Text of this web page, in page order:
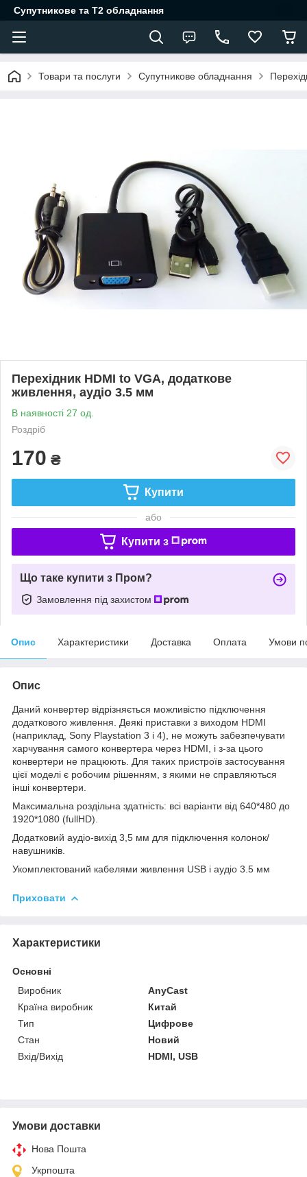
Супутникове та Т2 обладнання
Товари та послуги Супутникове обладнання
Перехідник HDMI to VGA, додаткове
живлення, аудіо 3.5 мм
В наявності 27 од.
Роздріб
170 ₴
Купити
або
Купити з
Що таке купити з Пром?
Замовлення під захистом
Опис Характеристики Доставка Оплата Умови
Опис
Даний конвертер відрізняється можливістю підключення
додаткового живлення. Деякі приставки з виходом HDMI
(наприклад, Sony Playstation 3 і 4), не можуть забезпечувати
харчування самого конвертера через HDMI, і з-за цього
конвертери не працюють. Для таких пристроїв застосування
цієї моделі є робочим рішенням, з якими не справляються
інші конвертери.
Максимальна роздільна здатність: всі варіанти від 640*480 до
1920*1080 (fullHD).
Додатковий аудіо-вихід 3,5 мм для підключення колонок/
навушників.
Укомплектований кабелями живлення USB і аудіо 3.5 мм
Приховати
Характеристики
Основні
Виробник
AnyCast
Країна виробник
Китай
Тип
Цифрове
Стан
Новий
Вхід/Вихід
HDMI, USB
Умови доставки
Нова Пошта
Укрпошта